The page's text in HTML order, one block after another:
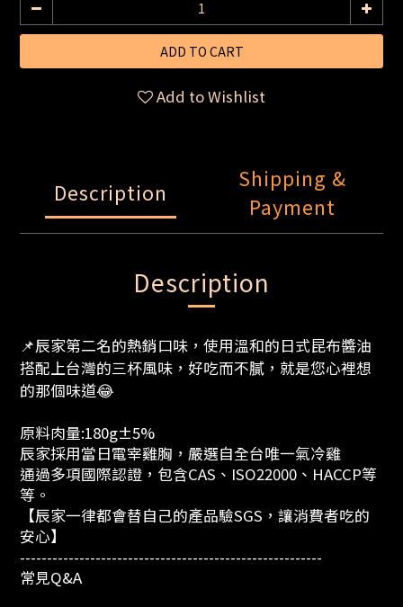
ADD TO CART
Add to Wishlist
Description
Shipping &
Payment
Description
📌辰家第二名的熱銷口味，使用溫和的日式昆布醬油
搭配上台灣的三杯風味，好吃而不膩，就是您心裡想
的那個味道😂
原料肉量:180g±5%
辰家採用當日電宰雞胸，嚴選自全台唯一氣冷雞
通過多項國際認證，包含CAS、ISO22000、HACCP等
等。
【辰家一律都會替自己的產品驗SGS，讓消費者吃的
安心】
--------------------------------------------------------
常見Q&A